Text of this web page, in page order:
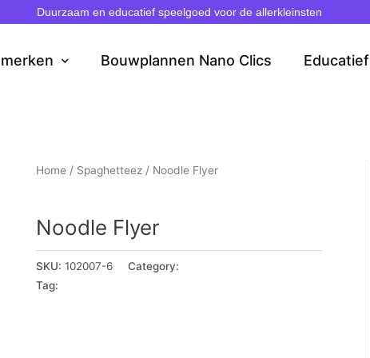
Duurzaam en educatief speelgoed voor de allerkleinsten
Bouwplannen Nano Clics Educatief
Home/ Spaghetteez/ Noodle Flyer
Noodle Flyer
SKU: 102007-6 Category:
Tag: